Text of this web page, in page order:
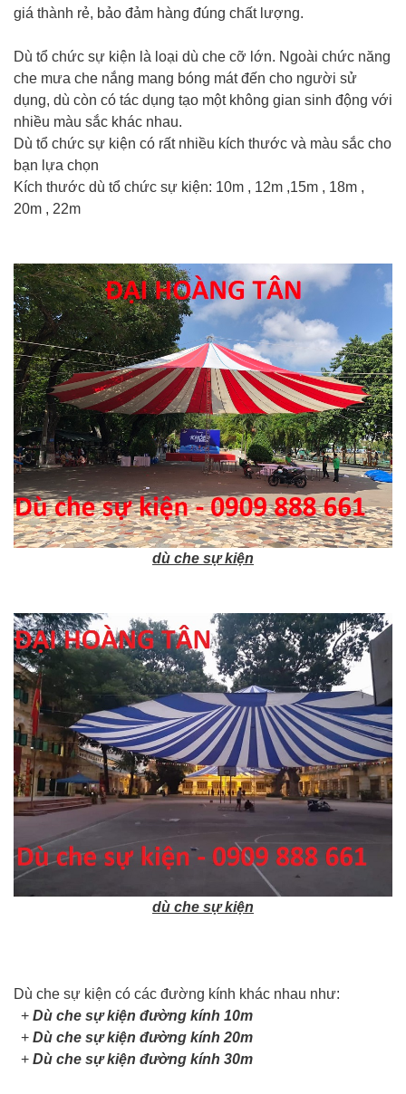
giá thành rẻ, bảo đảm hàng đúng chất lượng.
Dù tổ chức sự kiện là loại dù che cỡ lớn. Ngoài chức năng
che mưa che nắng mang bóng mát đến cho người sử
dụng, dù còn có tác dụng tạo một không gian sinh động với
nhiều màu sắc khác nhau.
Dù tổ chức sự kiện có rất nhiều kích thước và màu sắc cho
bạn lựa chọn
Kích thước dù tổ chức sự kiện: 10m , 12m ,15m , 18m ,
20m , 22m
dù che sự kiện
dù che sự kiện
Dù che sự kiện có các đường kính khác nhau như:
+ Dù che sự kiện đường kính 10m
+ Dù che sự kiện đường kính 20m
+ Dù che sự kiện đường kính 30m